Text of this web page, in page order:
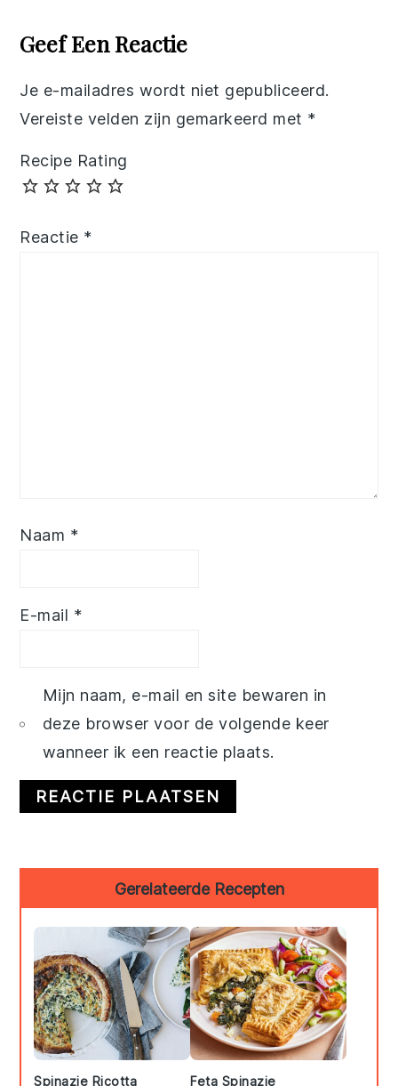
Interactions
Geef Een Reactie
Je e-mailadres wordt niet gepubliceerd.
Vereiste velden zijn gemarkeerd met *
Recipe Rating
Reactie *
Naam *
E-mail *
Mijn naam, e-mail en site bewaren in
deze browser voor de volgende keer
wanneer ik een reactie plaats.
Sidebar
Gerelateerde Recepten
Spinazie Ricotta Feta Spinazie